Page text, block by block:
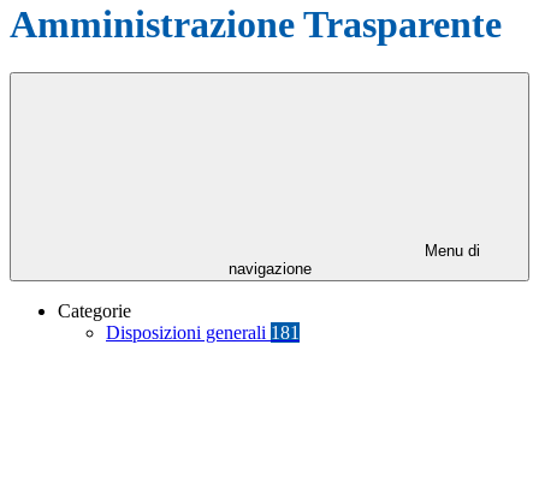
Amministrazione Trasparente
Menu di
navigazione
Categorie
Disposizioni generali 181